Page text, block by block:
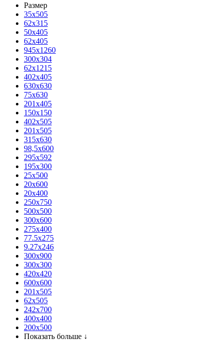
Размер
35х505
62x315
50x405
62х405
945x1260
300x304
62x1215
402x405
630x630
75x630
201x405
150x150
402x505
201x505
315x630
98,5х600
295x592
195х300
25x500
20х600
20х400
250x750
500x500
300x600
275x400
77.5х275
9.27x246
300x900
300x300
420х420
600х600
201х505
62х505
242х700
400х400
200х500
Показать больше ↓